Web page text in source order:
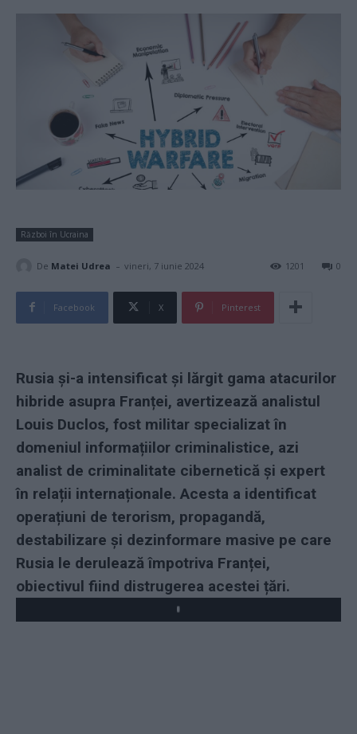
Război în Ucraina
De Matei Udrea - vineri, 7 iunie 2024 0
1201
Facebook X Pinterest
Rusia și-a intensificat și lărgit gama atacurilor
hibride asupra Franței, avertizează analistul
Louis Duclos, fost militar specializat în
domeniul informațiilor criminalistice, azi
analist de criminalitate cibernetică și expert
în relații internaționale. Acesta a identificat
operațiuni de terorism, propagandă,
destabilizare și dezinformare masive pe care
Rusia le derulează împotriva Franței,
obiectivul fiind distrugerea acestei țări.
Play